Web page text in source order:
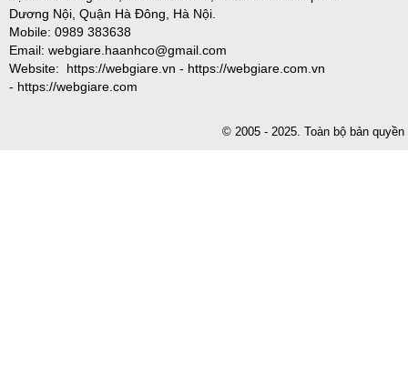
Dương Nội, Quận Hà Đông, Hà Nội.
Mobile: 0989 383638
Email: webgiare.haanhco@gmail.com
Website: https://webgiare.vn - https://webgiare.com.vn
- https://webgiare.com
© 2005 - 2025. Toàn bộ bản